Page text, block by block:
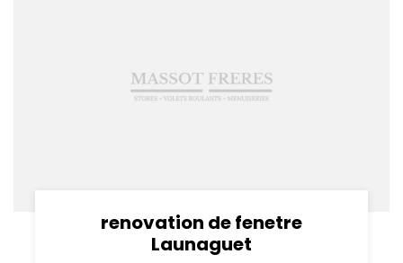
renovation de fenetre
Launaguet